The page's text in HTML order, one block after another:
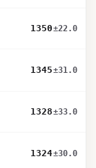
1350±22.0
1345±31.0
1328±33.0
1324±30.0